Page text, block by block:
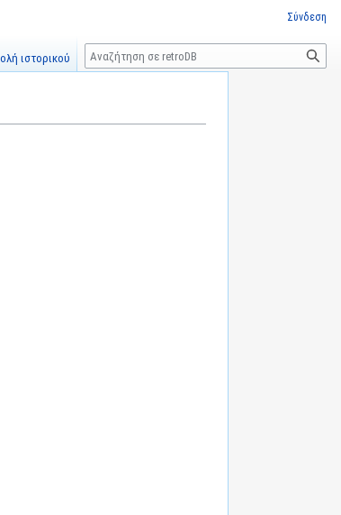
Σύνδεση
ιστορικού
Αναζήτηση